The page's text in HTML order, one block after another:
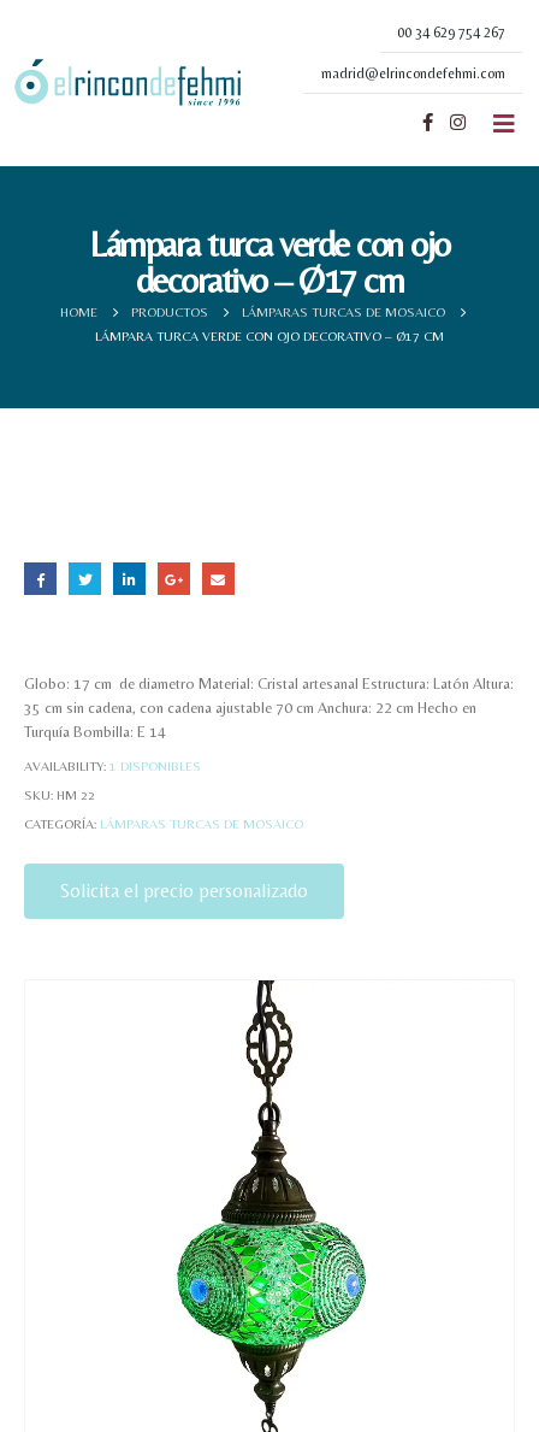
00 34 629 754 267
madrid@elrincondefehmi.com
Lámpara turca verde con ojo
decorativo – Ø17 cm
HOME PRODUCTOS
LÁMPARAS TURCAS DE MOSAICO
LÁMPARA TURCA VERDE CON OJO DECORATIVO – Ø17 CM
Globo: 17 cm de diametro Material: Cristal artesanal Estructura: Latón Altura:
35 cm sin cadena, con cadena ajustable 70 cm Anchura: 22 cm Hecho en
Turquía Bombilla: E 14
AVAILABILITY: 1 DISPONIBLES
SKU: HM 22
CATEGORÍA: LÁMPARAS TURCAS DE MOSAICO
Solicita el precio personalizado